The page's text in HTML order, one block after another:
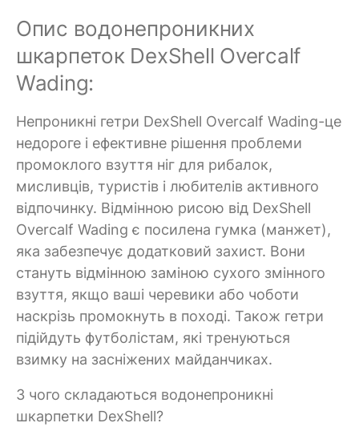
Опис водонепроникних
шкарпеток DexShell Overcalf
Wading:
Непроникні гетри DexShell Overcalf Wading-це
недороге і ефективне рішення проблеми
промоклого взуття ніг для рибалок,
мисливців, туристів і любителів активного
відпочинку. Відмінною рисою від DexShell
Overcalf Wading є посилена гумка (манжет),
яка забезпечує додатковий захист. Вони
стануть відмінною заміною сухого змінного
взуття, якщо ваші черевики або чоботи
наскрізь промокнуть в поході. Також гетри
підійдуть футболістам, які тренуються
взимку на засніжених майданчиках.
З чого складаються водонепроникні
шкарпетки DexShell?